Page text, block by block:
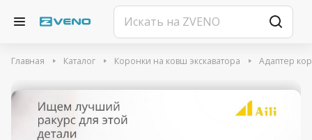
Главная Каталог Коронки на ковш экскаватора Адаптер